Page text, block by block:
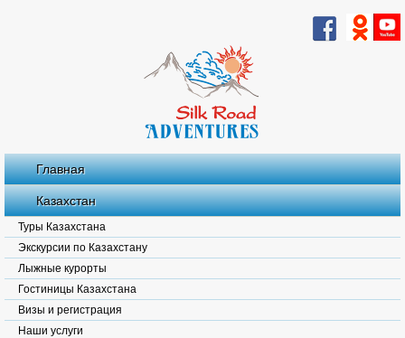
Главная
Казахстан
Туры Казахстана
Экскурсии по Казахстану
Лыжные курорты
Гостиницы Казахстана
Визы и регистрация
Наши услуги